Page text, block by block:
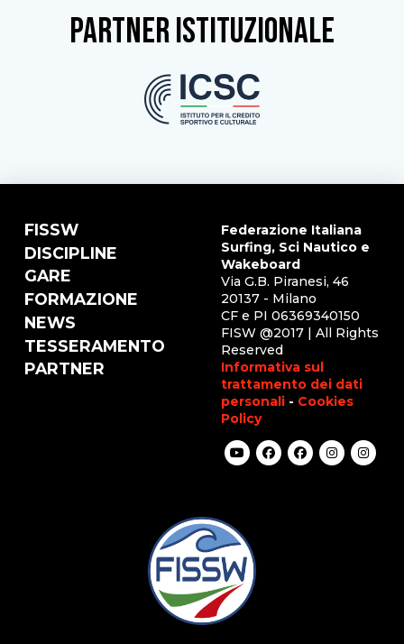
partner istituzionale
FISSW
DISCIPLINE
GARE
FORMAZIONE
NEWS
TESSERAMENTO
PARTNER
Federazione Italiana
Surfing, Sci Nautico e
Wakeboard
Via G.B. Piranesi, 46
20137 - Milano
CF e PI 06369340150
FISW @2017 | All Rights
Reserved
Informativa sul
trattamento dei dati
personali - Cookies
Policy